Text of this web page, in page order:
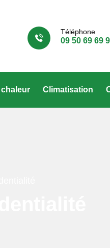
Téléphone
09 50 69 69
chaleur Climatisation